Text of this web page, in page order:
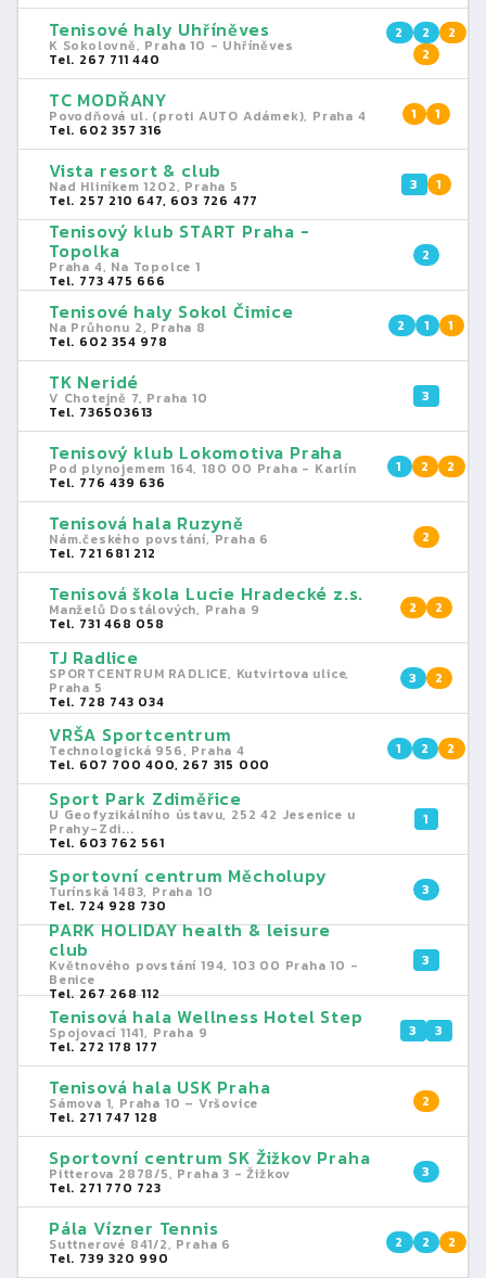
Tenisové haly Uhříněves
K Sokolovně, Praha 10 - Uhříněves
Tel. 267 711 440
2 2
2
2
TC MODŘANY
Povodňová ul. (proti AUTO Adámek), Praha 4
Tel. 602 357 316
1 1
Vista resort & club
Nad Hliníkem 1202, Praha 5
Tel. 257 210 647, 603 726 477
3 1
Tenisový klub START Praha -
Topolka
Praha 4, Na Topolce 1
Tel. 773 475 666
2
Tenisové haly Sokol Čimice
Na Průhonu 2, Praha 8
Tel. 602 354 978
2 1 1
TK Neridé
V Chotejně 7, Praha 10
Tel. 736503613
3
Tenisový klub Lokomotiva Praha
Pod plynojemem 164, 180 00 Praha - Karlín
Tel. 776 439 636
1 2 2
Tenisová hala Ruzyně
Nám.českého povstání, Praha 6
Tel. 721 681 212
2
Tenisová škola Lucie Hradecké z.s.
Manželů Dostálových, Praha 9
Tel. 731 468 058
2 2
TJ Radlice
SPORTCENTRUM RADLICE, Kutvirtova ulice,
Praha 5
Tel. 728 743 034
3 2
VRŠA Sportcentrum
Technologická 956, Praha 4
Tel. 607 700 400, 267 315 000
1 2 2
Sport Park Zdiměřice
U Geofyzikálního ústavu, 252 42 Jesenice u
Prahy-Zdi...
Tel. 603 762 561
1
Sportovní centrum Měcholupy
Turínská 1483, Praha 10​
Tel. 724 928 730
3
PARK HOLIDAY health & leisure
club
Květnového povstání 194, 103 00 Praha 10 -
Benice
Tel. 267 268 112
3
Tenisová hala Wellness Hotel Step
Spojovací 1141, Praha 9
Tel. 272 178 177
3 3
Tenisová hala USK Praha
Sámova 1, Praha 10 – Vršovice
Tel. 271 747 128
2
Sportovní centrum SK Žižkov Praha
Pitterova 2878/5, Praha 3 - Žižkov
Tel. 271 770 723
3
Pála Vízner Tennis
Suttnerové 841/2, Praha 6
Tel. 739 320 990
2 2 2